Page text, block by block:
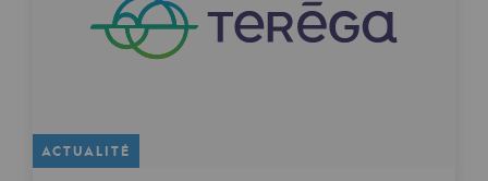
Présentation du fonds de dotation
Soumettre un projet
ACTUALITÉ